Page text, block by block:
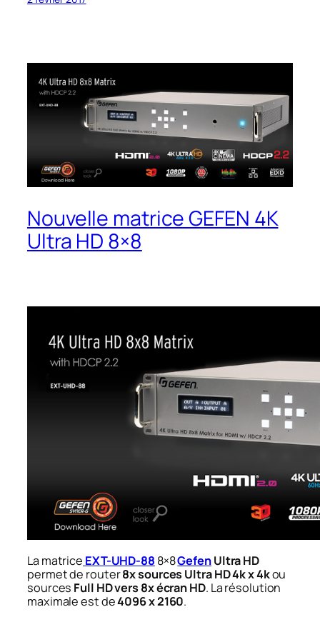
Nouvelle matrice GEFEN 4K
Ultra HD 8×8
La matrice EXT-UHD-88 8×8GefenUltra HD
permet de router8x sources Ultra HD 4k x 4kou
sources Full HD vers 8x écran HD. La résolution
maximale est de4096 x 2160.